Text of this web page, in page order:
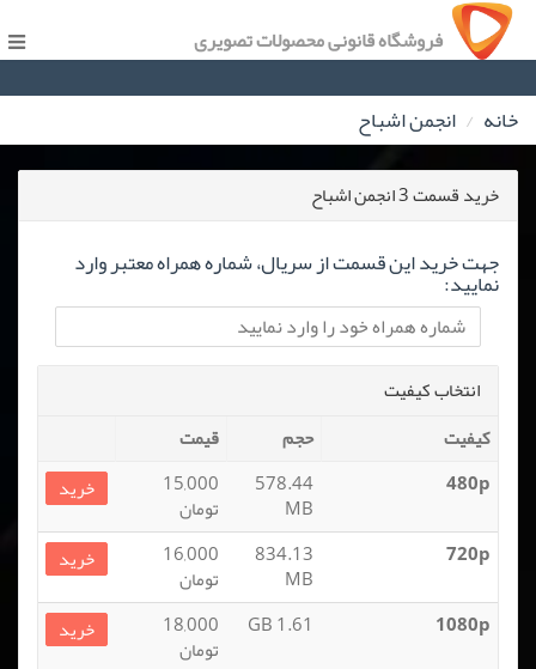
فروشگاه قانونی محصولات تصویری
خانه انجمن اشباح
خرید قسمت 3 انجمن اشباح
جهت خرید این قسمت از سریال، شماره همراه معتبر وارد
نمایید:
انتخاب کیفیت
کیفیت
حجم
قیمت
480p
578.44
MB
15,000
تومان
خرید
720p
834.13
MB
16,000
تومان
خرید
1080p
1.61 GB
18,000
تومان
خرید